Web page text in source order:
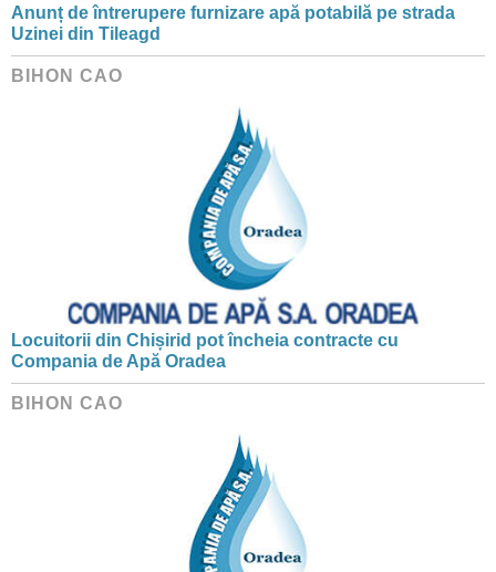
Anunț de întrerupere furnizare apă potabilă pe strada
Uzinei din Tileagd
BIHON CAO
Locuitorii din Chișirid pot încheia contracte cu
Compania de Apă Oradea
BIHON CAO